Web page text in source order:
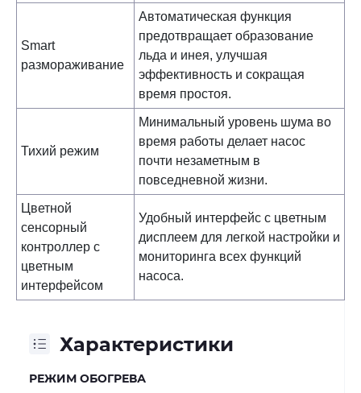
Smart
размораживание
Автоматическая функция
предотвращает образование
льда и инея, улучшая
эффективность и сокращая
время простоя.
Тихий режим
Минимальный уровень шума во
время работы делает насос
почти незаметным в
повседневной жизни.
Цветной
сенсорный
контроллер с
цветным
интерфейсом
Удобный интерфейс с цветным
дисплеем для легкой настройки и
мониторинга всех функций
насоса.
Характеристики
РЕЖИМ ОБОГРЕВА